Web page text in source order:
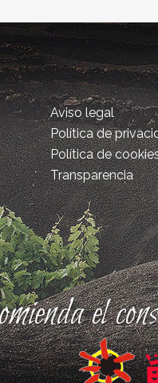
Aviso legal
Política de
Política de
Transparencia
el